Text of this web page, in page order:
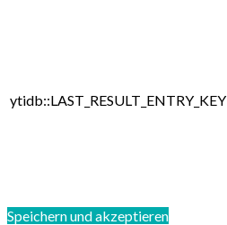
ytidb::LAST_RESULT_ENTRY_KEY
Speichern und akzeptieren